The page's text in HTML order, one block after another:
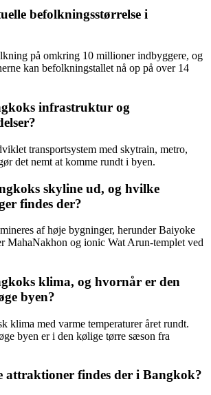
befolkningsstørrelse i
på omkring 10 millioner indbyggere, og
kan befolkningstallet nå op på over 14
infrastruktur og
transportsystem med skytrain, metro,
det nemt at komme rundt i byen.
skyline ud, og hvilke
findes der?
af høje bygninger, herunder Baiyoke
MahaNakhon og ionic Wat Arun-templet ved
klima, og hvornår er den
byen?
klima med varme temperaturer året rundt.
byen er i den kølige tørre sæson fra
attraktioner findes der i Bangkok?